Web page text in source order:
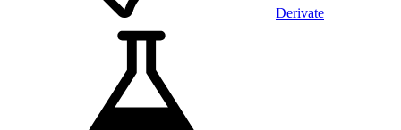
Derivate